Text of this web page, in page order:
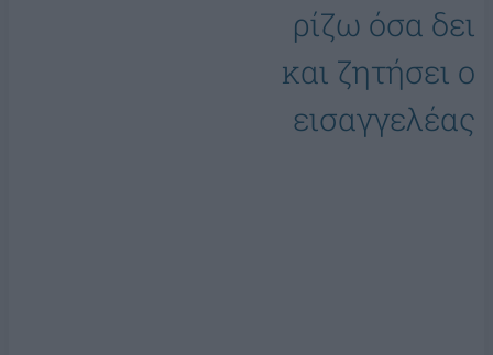
ρίζω όσα δει
και ζητήσει ο
εισαγγελέας